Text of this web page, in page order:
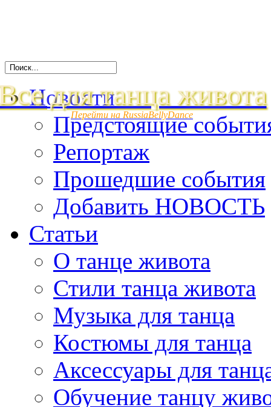
для танца живота
Перейти на RussiaBellyDance
Новости
Предстоящие
Репортаж
Прошедшие события
Добавить НОВОСТЬ
Статьи
О танце живота
Стили танца живота
Музыка для танца
Костюмы для танца
Аксессуары для
Обучение танцу